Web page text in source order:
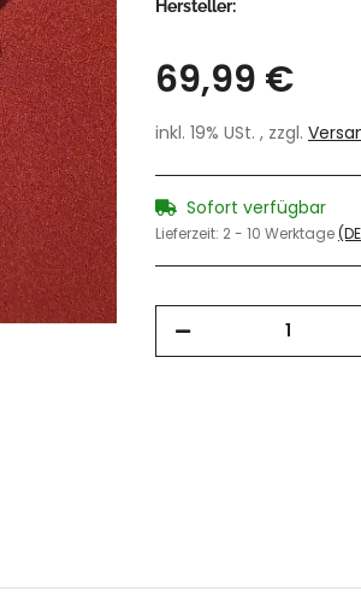
Hersteller:
69,99 €
inkl. 19% USt. , zzgl.
Sofort verfügbar
Lieferzeit: 2 - 10 Werktage